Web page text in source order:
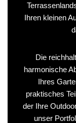
Ihren kleinen
Die
harmonische
Ihres
praktisches
der Ihre
unser